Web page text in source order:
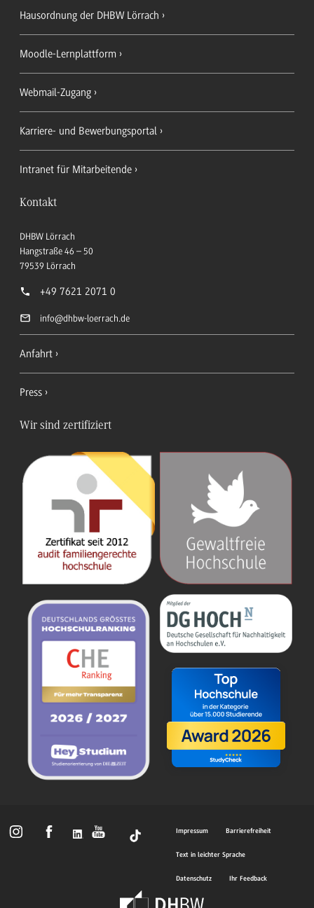
Hausordnung der DHBW Lörrach
Moodle-Lernplattform
Webmail-Zugang
Karriere- und Bewerbungsportal
Intranet für Mitarbeitende
Kontakt
DHBW Lörrach
Hangstraße 46 – 50
79539 Lörrach
+49 7621 2071 0
info@dhbw-loerrach.de
Anfahrt
Press
Wir sind zertifiziert
Impressum Barrierefreiheit
Text in leichter Sprache
Datenschutz Ihr Feedback